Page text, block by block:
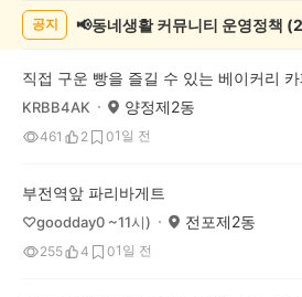
글
공지 📢동네생활 커뮤니티 운영정책
KRBB4AK 양정제2동
461 2 01일 전
부전역앞 파리바게트
♡goodday0 ~11시) 전포제2동
255 4 01일 전